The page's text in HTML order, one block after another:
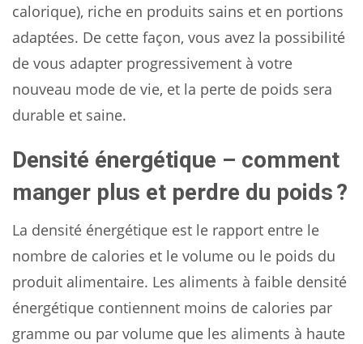
calorique), riche en produits sains et en portions
adaptées. De cette façon, vous avez la possibilité
de vous adapter progressivement à votre
nouveau mode de vie, et la perte de poids sera
durable et saine.
Densité énergétique – comment
manger plus et perdre du poids ?
La densité énergétique est le rapport entre le
nombre de calories et le volume ou le poids du
produit alimentaire. Les aliments à faible densité
énergétique contiennent moins de calories par
gramme ou par volume que les aliments à haute